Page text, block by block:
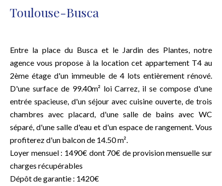
Toulouse-Busca
Entre la place du Busca et le Jardin des Plantes, notre
agence vous propose à la location cet appartement T4 au
2ème étage d'un immeuble de 4 lots entièrement rénové.
D'une surface de 99.40m² loi Carrez, il se compose d'une
entrée spacieuse, d'un séjour avec cuisine ouverte, de trois
chambres avec placard, d'une salle de bains avec WC
séparé, d'une salle d'eau et d'un espace de rangement. Vous
profiterez d'un balcon de 14.50 m².
Loyer mensuel : 1490€ dont 70€ de provision mensuelle sur
charges récupérables
Dépôt de garantie : 1420€